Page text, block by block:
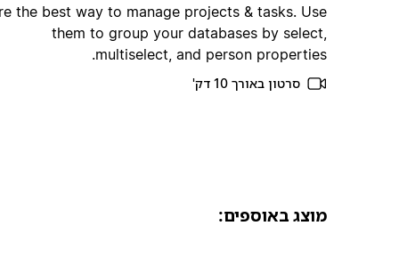
the best way to manage projects & tasks. Use
them to group your databases by select,
multiselect, and person properties.
סרטון באורך 10 דק'
מוצג באוספים: